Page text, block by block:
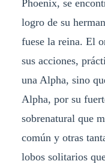
Phoenix, se
logro de su
fuese la reina. El
sus acciones,
una Alpha, sino
Alpha, por su
sobrenatural que
común y otras
lobos solitarios